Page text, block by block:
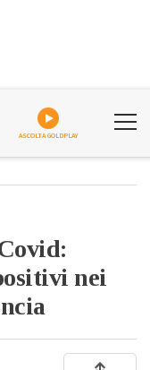
ASCOLTA GOLDPLAY
nei